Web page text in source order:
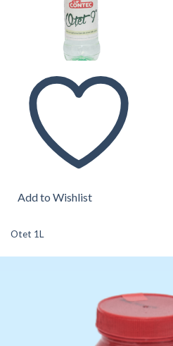
Add to Wishlist
Otet 1L